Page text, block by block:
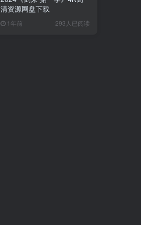
清资源网盘下载
1年前 293人已阅读